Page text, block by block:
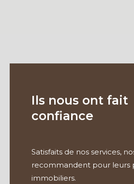
Ils nous ont fait
confiance
Satisfaits de nos services,
recommandent pour leurs
immobiliers.